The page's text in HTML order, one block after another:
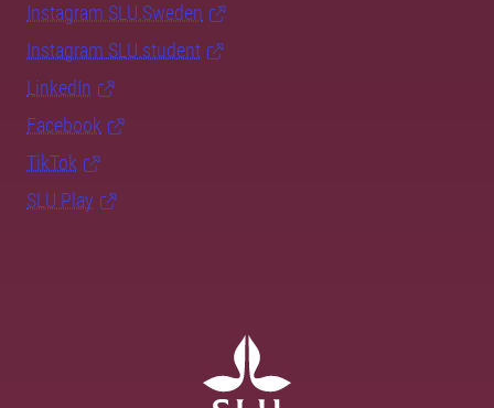
Instagram SLU.Sweden
Instagram SLU.student
LinkedIn
Facebook
TikTok
SLU Play